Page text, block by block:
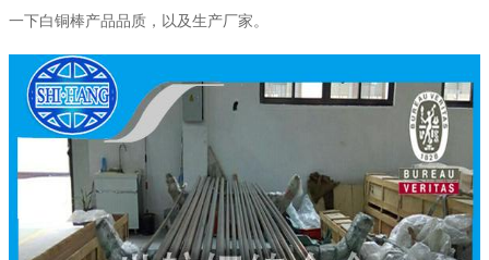
一下白铜棒产品品质，以及生产厂家。